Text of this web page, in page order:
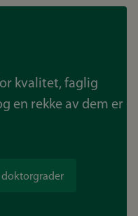
kvalitet, faglig
en rekke av dem er
doktorgrader